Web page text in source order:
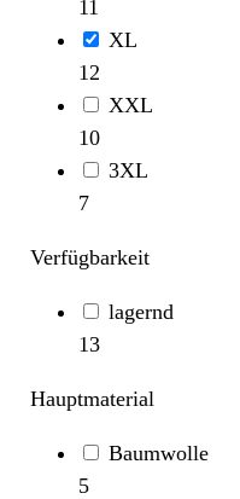
11
XL
12
XXL
10
3XL
7
Verfügbarkeit
lagernd
13
Hauptmaterial
Baumwolle
5